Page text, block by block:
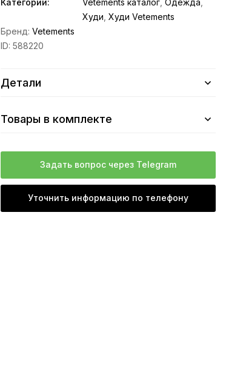
Категории:
Vetements каталог ,Одежда
Худи ,Худи Vetements
Бренд:Vetements
ID:588220
Детали
Товары в комплекте
Задать вопрос через Telegram
Уточнить информацию по телефону